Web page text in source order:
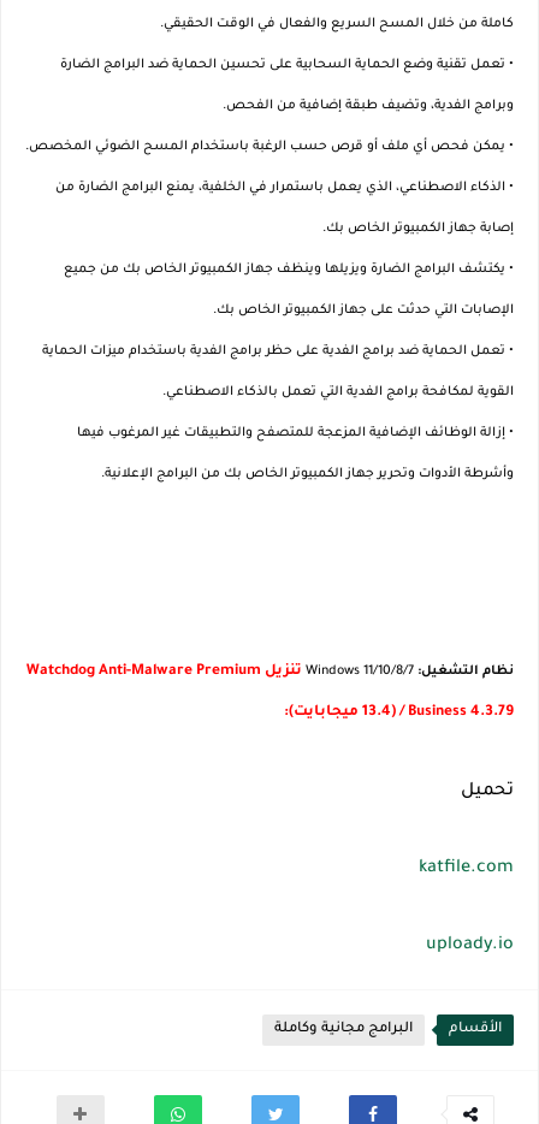
كاملة من خلال المسح السريع والفعال في الوقت الحقيقي.
• تعمل تقنية وضع الحماية السحابية على تحسين الحماية ضد البرامج الضارة
وبرامج الفدية، وتضيف طبقة إضافية من الفحص.
• يمكن فحص أي ملف أو قرص حسب الرغبة باستخدام المسح الضوئي المخصص.
• الذكاء الاصطناعي، الذي يعمل باستمرار في الخلفية، يمنع البرامج الضارة من
إصابة جهاز الكمبيوتر الخاص بك.
• يكتشف البرامج الضارة ويزيلها وينظف جهاز الكمبيوتر الخاص بك من جميع
الإصابات التي حدثت على جهاز الكمبيوتر الخاص بك.
• تعمل الحماية ضد برامج الفدية على حظر برامج الفدية باستخدام ميزات الحماية
القوية لمكافحة برامج الفدية التي تعمل بالذكاء الاصطناعي.
• إزالة الوظائف الإضافية المزعجة للمتصفح والتطبيقات غير المرغوب فيها
وأشرطة الأدوات وتحرير جهاز الكمبيوتر الخاص بك من البرامج الإعلانية.
نظام التشغيل: تنزيل Watchdog Anti-Malware Premium
/ Business 4.3.79 (13.4 ميجابايت):
تحميل
katfile.com
uploady.io
الأقسام البرامج مجانية وكاملة